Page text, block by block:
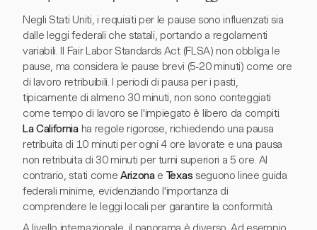
Negli Stati Uniti, i requisiti per le pause sono influenzati sia
dalle leggi federali che statali, portando a regolamenti
variabili. Il Fair Labor Standards Act (FLSA) non obbliga le
pause, ma considera le pause brevi (5-20 minuti) come ore
di lavoro retribuibili. I periodi di pausa per i pasti,
tipicamente di almeno 30 minuti, non sono conteggiati
come tempo di lavoro se l'impiegato è libero da compiti.
La Californiaha regole rigorose, richiedendo una pausa
retribuita di 10 minuti per ogni 4 ore lavorate e una pausa
non retribuita di 30 minuti per turni superiori a 5 ore. Al
contrario, stati come Arizonae Texas seguono linee guida
federali minime, evidenziando l'importanza di
comprendere le leggi locali per garantire la conformità.